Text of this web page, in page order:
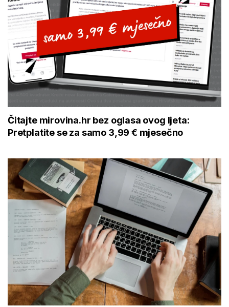
Čitajte mirovina.hr bez oglasa ovog ljeta:
Pretplatite se za samo 3,99 € mjesečno